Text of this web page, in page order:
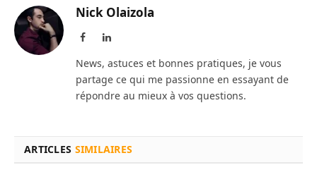
Nick Olaizola
FacebookLinkedIn
News, astuces et bonnes pratiques, je vous
partage ce qui me passionne en essayant de
répondre au mieux à vos questions.
ARTICLES SIMILAIRES